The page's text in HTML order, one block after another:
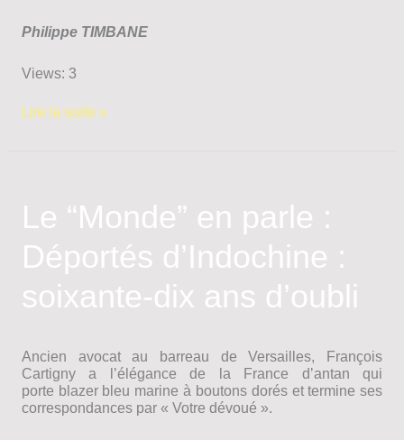
Philippe TIMBANE
Views: 3
Voyage
l’ANAPI
(suite
de
l’article
la
That
Ké)
Lire la suite »
Le “Monde” en parle :
Déportés d’Indochine :
soixante-dix ans d’oubli
Ancien avocat au barreau de Versailles, François
Cartigny a lʼélégance de la France dʼantan qui
porte blazer bleu marine à boutons dorés et termine ses
correspondances par « Votre dévoué ».